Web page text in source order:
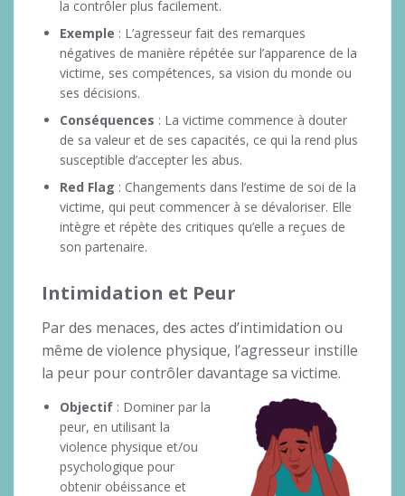
la contrôler plus facilement.
Exemple : L’agresseur fait des remarques
négatives de manière répétée sur l’apparence de la
victime, ses compétences, sa vision du monde ou
ses décisions.
Conséquences : La victime commence à douter
de sa valeur et de ses capacités, ce qui la rend plus
susceptible d’accepter les abus.
Red Flag : Changements dans l’estime de soi de la
victime, qui peut commencer à se dévaloriser. Elle
intègre et répète des critiques qu’elle a reçues de
son partenaire.
Intimidation et Peur
Par des menaces, des actes d’intimidation ou
même de violence physique, l’agresseur instille
la peur pour contrôler davantage sa victime.
Objectif : Dominer par la
peur, en utilisant la
violence physique et/ou
psychologique pour
obtenir obéissance et